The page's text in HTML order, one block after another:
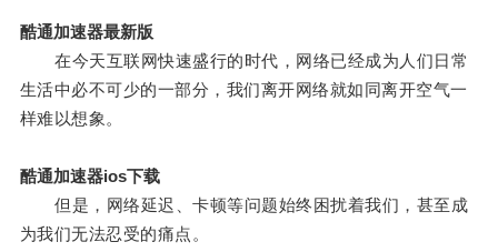
酷通加速器最新版
在今天互联网快速盛行的时代，网络已经成为人们日常
生活中必不可少的一部分，我们离开网络就如同离开空气一
样难以想象。
酷通加速器ios下载
但是，网络延迟、卡顿等问题始终困扰着我们，甚至成
为我们无法忍受的痛点。